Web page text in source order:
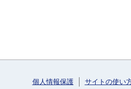
個人情報保護 サイトの使い